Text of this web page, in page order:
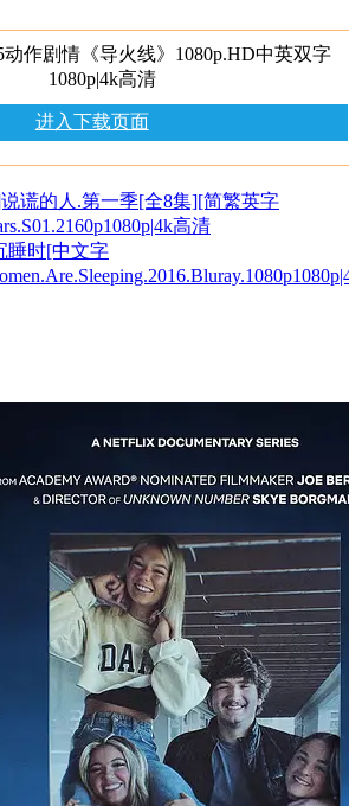
动作剧情《导火线》1080p.HD中英双字
1080p|4k高清
进入下载页面
谎的人.第一季[全8集][简繁英字
高清
睡时[中文字